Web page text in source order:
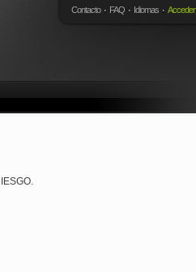
Contacto FAQ Idiomas Acceder